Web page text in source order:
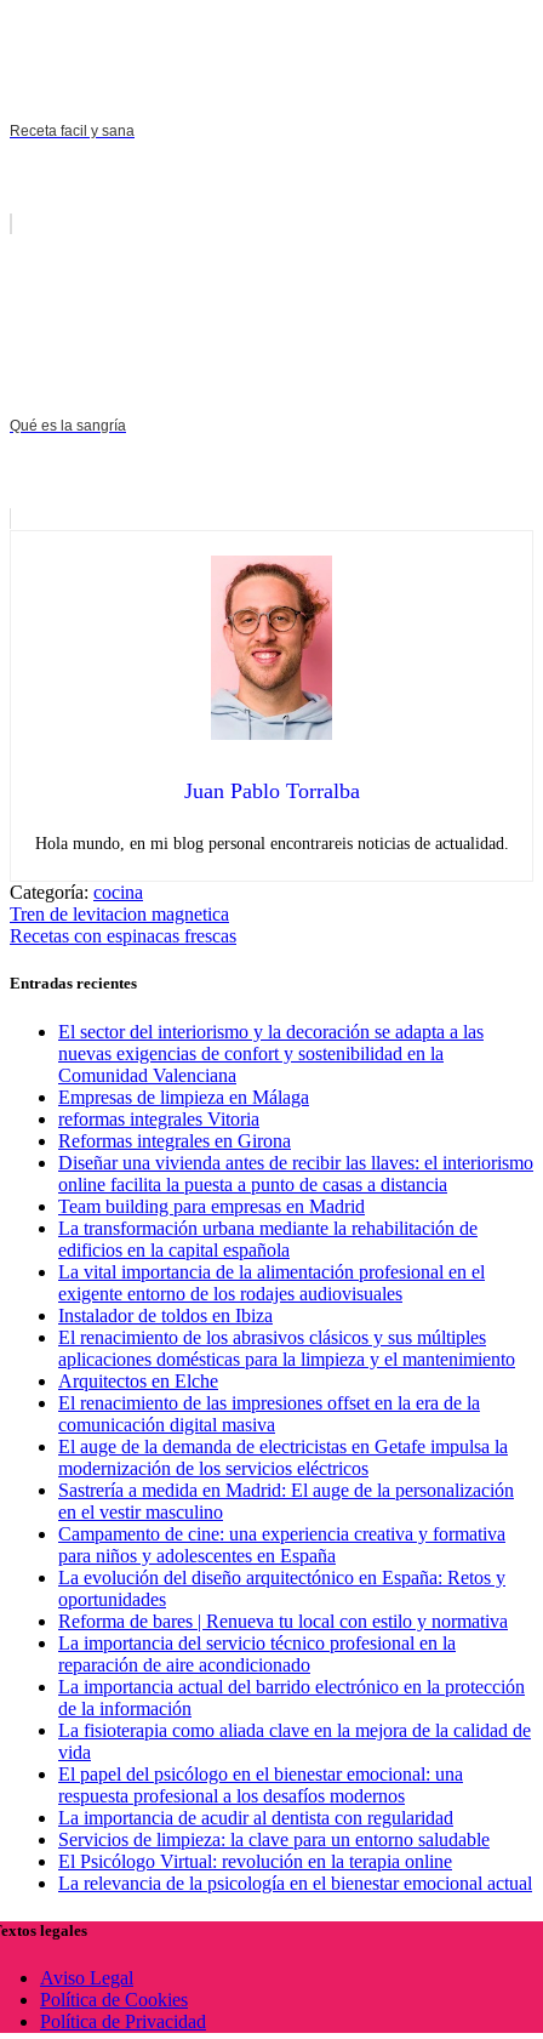
Receta facil y sana
Qué es la sangría
Juan Pablo Torralba
Hola mundo, en mi blog personal encontrareis noticias de actualidad.
Categoría: cocina
Navegación
de
entradas
Entrada
anterior:
Tren de levitacion magnetica
Entrada
Recetas con espinacas frescas
Entradas recientes
El sector del interiorismo y la decoración se adapta a las
nuevas exigencias de confort y sostenibilidad en la
Comunidad Valenciana
Empresas de limpieza en Málaga
reformas integrales Vitoria
Reformas integrales en Girona
Diseñar una vivienda antes de recibir las llaves: el interiorismo
online facilita la puesta a punto de casas a distancia
Team building para empresas en Madrid
La transformación urbana mediante la rehabilitación de
edificios en la capital española
La vital importancia de la alimentación profesional en el
exigente entorno de los rodajes audiovisuales
Instalador de toldos en Ibiza
El renacimiento de los abrasivos clásicos y sus múltiples
aplicaciones domésticas para la limpieza y el mantenimiento
Arquitectos en Elche
El renacimiento de las impresiones offset en la era de la
comunicación digital masiva
El auge de la demanda de electricistas en Getafe impulsa la
modernización de los servicios eléctricos
Sastrería a medida en Madrid: El auge de la personalización
en el vestir masculino
Campamento de cine: una experiencia creativa y formativa
para niños y adolescentes en España
La evolución del diseño arquitectónico en España: Retos y
oportunidades
Reforma de bares | Renueva tu local con estilo y normativa
La importancia del servicio técnico profesional en la
reparación de aire acondicionado
La importancia actual del barrido electrónico en la protección
de la información
La fisioterapia como aliada clave en la mejora de la calidad de
vida
El papel del psicólogo en el bienestar emocional: una
respuesta profesional a los desafíos modernos
La importancia de acudir al dentista con regularidad
Servicios de limpieza: la clave para un entorno saludable
El Psicólogo Virtual: revolución en la terapia online
La relevancia de la psicología en el bienestar emocional actual
legales
Aviso Legal
Política de Cookies
Política de Privacidad